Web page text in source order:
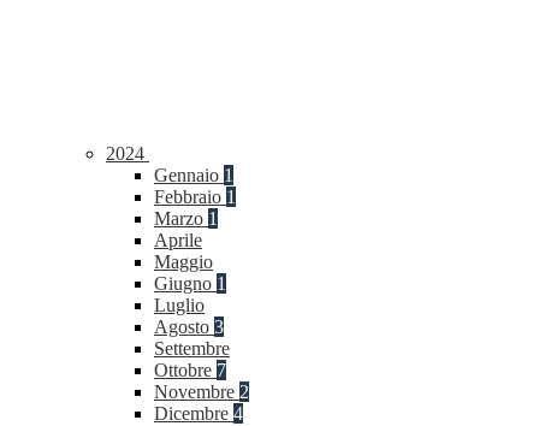
2024
Gennaio 1
Febbraio 1
Marzo 1
Aprile
Maggio
Giugno 1
Luglio
Agosto 3
Settembre
Ottobre 7
Novembre 2
Dicembre 4